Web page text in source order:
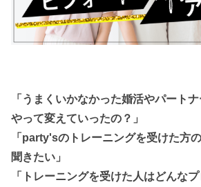
「うまくいかなかった婚活やパート
やって変えていったの？」
「party'sのトレーニングを受けた方
聞きたい」
「トレーニングを受けた人はどんな